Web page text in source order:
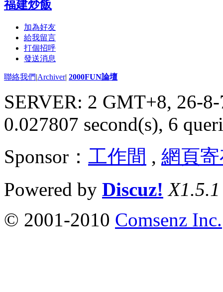
福建炒飯
加為好友
給我留言
打個招呼
發送消息
聯絡我們|Archiver| 2000FUN論壇
SERVER: 2 GMT+8, 26-
0.027807 second(s), 6
Sponsor： 工作間 , 網頁
Powered by Discuz! X1.5.1
© 2001-2010 Comsenz Inc.